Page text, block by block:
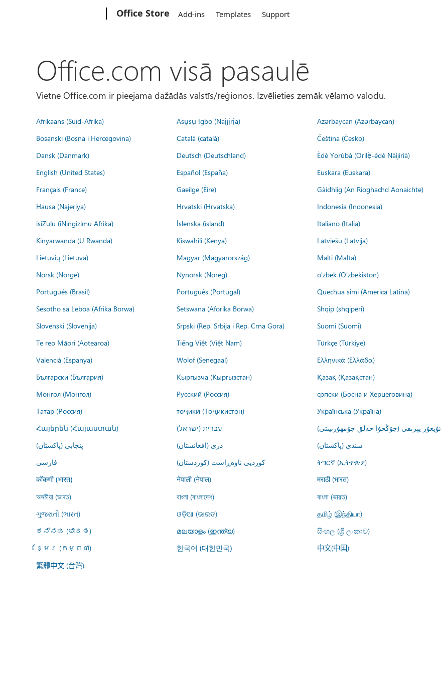
Office Store Add-ins Templates Support
Office.com visā pasaulē
Vietne Office.com ir pieejama dažādās valstīs/reģionos. Izvēlieties zemāk vēlamo valodu.
Afrikaans (Suid-Afrika) Asụsụ Igbo (Naịjịrịa) Azərbaycan (Azərbaycan)
Bosanski (Bosna i Hercegovina)
Català (català) Čeština (Česko)
Dansk (Danmark)
Deutsch (Deutschland) Èdè Yorùbá (Orilẹ̀-èdè Nàìjíríà)
English (United States)
Español (España) Euskara (Euskara)
Français (France)
Gaeilge (Éire) Gàidhlig (An Rìoghachd Aonaichte)
Hausa (Najeriya)
Hrvatski (Hrvatska) Indonesia (Indonesia)
isiZulu (iNingizimu Afrika)
Íslenska (ísland) Italiano (Italia)
Kinyarwanda (U Rwanda)
Kiswahili (Kenya) Latviešu (Latvija)
Lietuvių (Lietuva)
Magyar (Magyarország) Malti (Malta)
Norsk (Norge)
Nynorsk (Noreg) o'zbek (O'zbekiston)
Português (Brasil)
Português (Portugal) Quechua simi (America Latina)
Sesotho sa Leboa (Afrika Borwa)
Setswana (Aforika Borwa) Shqip (shqipëri)
Slovenski (Slovenija)
Srpski (Rep. Srbija i Rep. Crna Gora) Suomi (Suomi)
Te reo Māori (Aotearoa)
Tiếng Việt (Việt Nam) Türkçe (Türkiye)
Valencià (Espanya)
Wolof (Senegaal) Ελληνικά (Ελλάδα)
Български (България)
Кыргызча (Кыргызстан) Қазақ (Қазақстан)
Монгол (Монгол)
Русский (Россия) српски (Босна и Херцеговина)
Татар (Россия)
тоҷикӣ (Тоҷикистон) Українська (Україна)
Հայերեն (Հայաստան)
עברית (ישראל) ئۇيغۇر يېزىقى (جۇڭخۇا خەلق جۇمھۇرىيىتى)
پنجابی (پاکستان)
درى (افغانستان) سنڌي (پاکستان)
فارسى
کوردیی ناوەڕاست (کوردستان) ትግርኛ (ኢትዮጵያ)
कोंकणी (भारत) नेपाली (नेपाल) मराठी (भारत)
অসমীয়া (ভাৰত) বাংলা (বাংলাদেশ) বাংলা (ভারত)
ગુજરાતી (ભારત)
ଓଡ଼ିଆ (ଭାରତ) தமிழ் (இந்தியா)
ಕನ್ನಡ (ಭಾರತ)
മലയാളം (ഇന്ത്യ) සිංහල (ශ්‍රී ලංකාව)
ខ្មែរ (កម្ពុជា)
한국어 (대한민국) 中文(中国)
繁體中文 (台灣)